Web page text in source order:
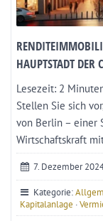
HAUPTSTADT DER
Lesezeit: 2
Stellen Sie sich
von Berlin – einer
Wirtschaftskraft
7. Dezember
Kategorie:
Kapitalanlage ·